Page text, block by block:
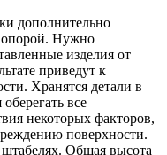
дополнительно
опорой. Нужно
изделия от
приведут к
Хранятся детали в
все
некоторых факторов,
поверхности.
Общая высота